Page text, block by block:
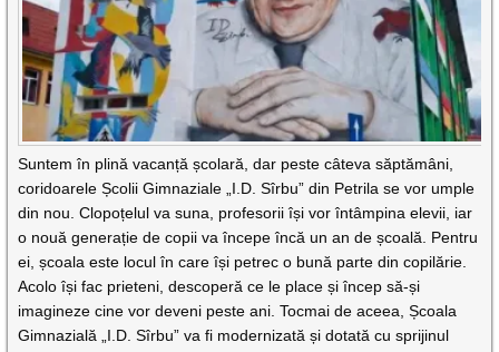
Suntem în plină vacanță școlară, dar peste câteva săptămâni,
coridoarele Școlii Gimnaziale „I.D. Sîrbu” din Petrila se vor umple
din nou. Clopoțelul va suna, profesorii își vor întâmpina elevii, iar
o nouă generație de copii va începe încă un an de școală. Pentru
ei, școala este locul în care își petrec o bună parte din copilărie.
Acolo își fac prieteni, descoperă ce le place și încep să-și
imagineze cine vor deveni peste ani. Tocmai de aceea, Școala
Gimnazială „I.D. Sîrbu” va fi modernizată și dotată cu sprijinul